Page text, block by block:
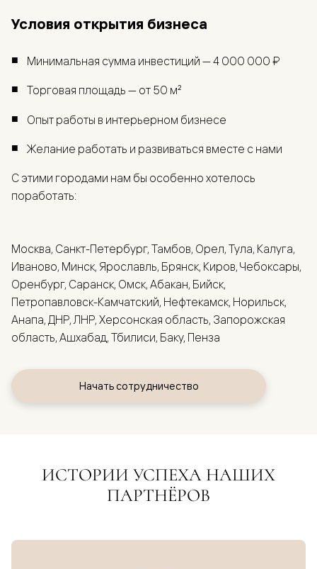
Условия открытия бизнеса
Минимальная сумма инвестиций — 4 000 000 ₽
Торговая площадь — от 50 м²
Опыт работы в интерьерном бизнесе
Желание работать и развиваться вместе с нами
С этими городами нам бы особенно хотелось
поработать:
Москва, Санкт-Петербург, Тамбов, Орел, Тула, Калуга,
Иваново, Минск, Ярославль, Брянск, Киров, Чебоксары,
Оренбург, Саранск, Омск, Абакан, Бийск,
Петропавловск-Камчатский, Нефтекамск, Норильск,
Анапа, ДНР, ЛНР, Херсонская область, Запорожская
область, Ашхабад, Тбилиси, Баку, Пенза
Начать сотрудничество
ИСТОРИИ УСПЕХА НАШИХ
ПАРТНЁРОВ